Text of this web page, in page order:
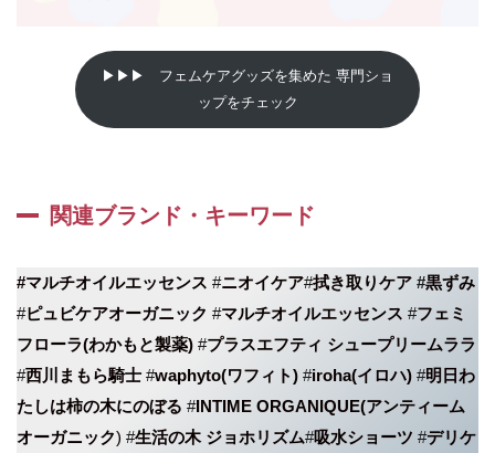
▶▶▶ フェムケアグッズを集めた 専門ショ
ップをチェック
関連ブランド・キーワード
#マルチオイルエッセンス #ニオイケア#拭き取りケア #黒ずみ
#ピュビケアオーガニック #マルチオイルエッセンス #フェミ
フローラ(わかもと製薬) #プラスエフティ シュープリームララ
#西川まもら騎士 #waphyto(ワフィト) #iroha(イロハ) #明日わ
たしは柿の木にのぼる #INTIME ORGANIQUE(アンティーム
オーガニック) #生活の木 ジョホリズム#吸水ショーツ #デリケ